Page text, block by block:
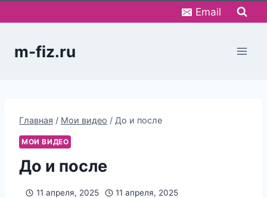
к
Email
m-fiz.ru
Главная / Мои видео / До и после
МОИ ВИДЕО
До и после
11 апреля, 2025
11 апреля, 2025